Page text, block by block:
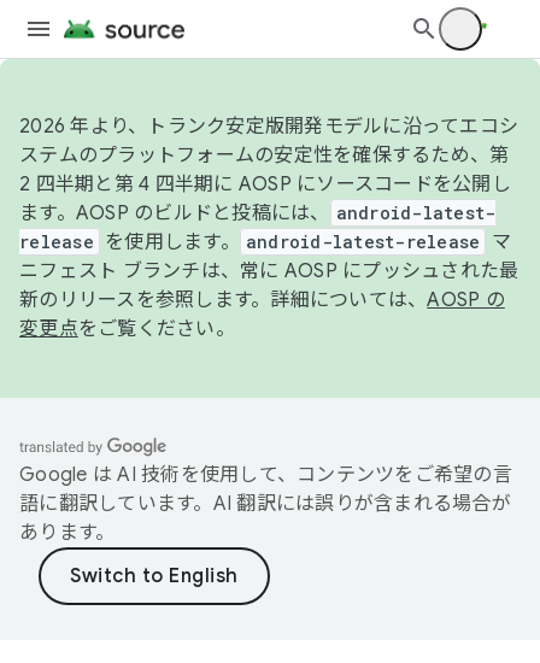
2026 年より、トランク安定版開発モデルに沿ってエコシ
ステムのプラットフォームの安定性を確保するため、第
2 四半期と第 4 四半期に AOSP にソースコードを公開し
ます。AOSP のビルドと投稿には、
android-latest-
release
を使用します。 android-latest-release
マ
ニフェスト ブランチは、常に AOSP にプッシュされた最
新のリリースを参照します。詳細については、AOSP の
変更点をご覧ください。
Google は AI 技術を使用して、コンテンツをご希望の言
語に翻訳しています。AI 翻訳には誤りが含まれる場合が
あります。